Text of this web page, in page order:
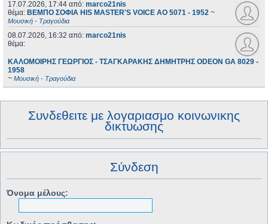
17.07.2026, 17:44 από: marco21nis
θέμα: ΒΕΜΠΟ ΣΟΦΙΑ HIS MASTER'S VOICE AO 5071 - 1952 ~
Μουσική - Τραγούδια
08.07.2026, 16:32 από: marco21nis
θέμα:
ΚΑΛΟΜΟΙΡΗΣ ΓΕΩΡΓΙΟΣ - ΤΣΑΓΚΑΡΑΚΗΣ ΔΗΜΗΤΡΗΣ ODEON GA 8029 -
1958
~ Μουσική - Τραγούδια
Συνδεθειτε με λογαριασμο κοινωνικης
δικτυωσης
Σύνδεση
Όνομα μέλους: